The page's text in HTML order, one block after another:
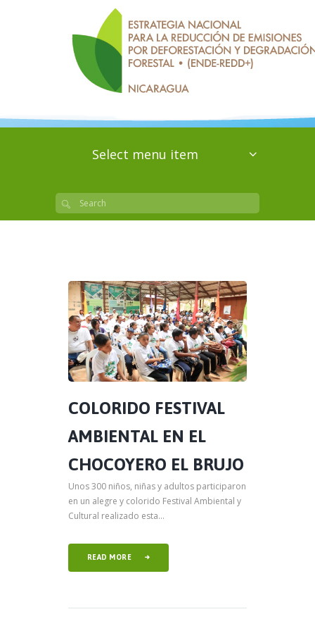
Select menu item
COLORIDO FESTIVAL
AMBIENTAL EN EL
CHOCOYERO EL BRUJO
Unos 300 niños, niñas y adultos participaron
en un alegre y colorido Festival Ambiental y
Cultural realizado esta...
READ MORE